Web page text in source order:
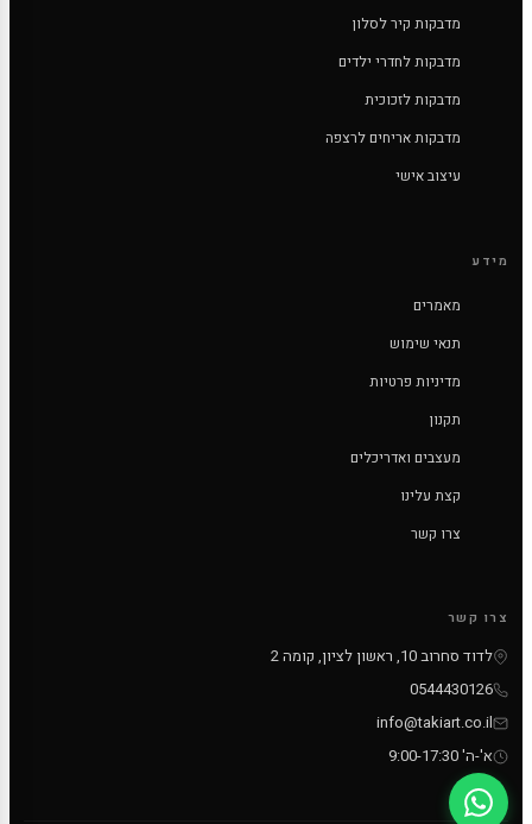
מדבקות קיר לסלון
מדבקות לחדרי ילדים
מדבקות לזכוכית
מדבקות אריחים לרצפה
עיצוב אישי
מידע
מאמרים
תנאי שימוש
מדיניות פרטיות
תקנון
מעצבים ואדריכלים
קצת עלינו
צרו קשר
צרו קשר
לדוד סחרוב 10, ראשון לציון, קומה 2
0544430126
info@takiart.co.il
א'-ה' 9:00-17:30